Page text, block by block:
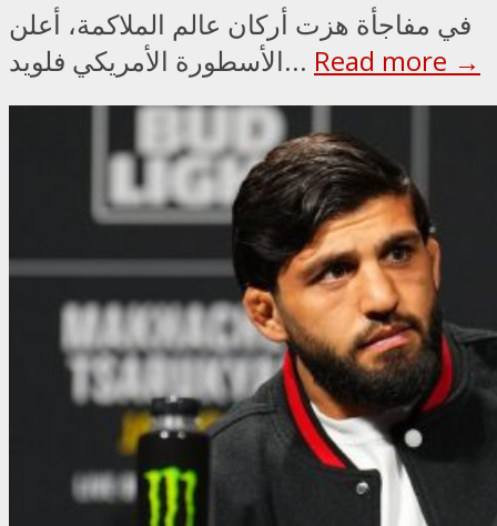
في مفاجأة هزت أركان عالم الملاكمة، أعلن
الأسطورة الأمريكي فلويد... Read more →